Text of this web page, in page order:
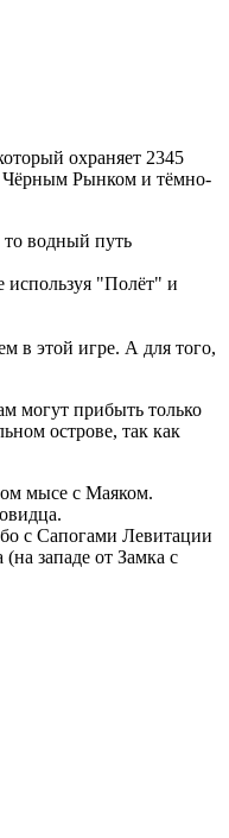
охраняет 2345
Чёрным Рынком и тёмно-
то водный путь
используя "Полёт" и
в этой игре. А для того,
могут прибыть только
острове, так как
мысе с Маяком.
с Сапогами Левитации
западе от Замка с